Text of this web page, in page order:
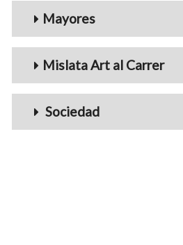
Mayores
Mislata Art al Carrer
Sociedad